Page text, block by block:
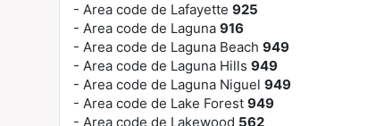
- Area code de Lafayette 925
- Area code de Laguna 916
- Area code de Laguna Beach 949
- Area code de Laguna Hills 949
- Area code de Laguna Niguel 949
- Area code de Lake Forest 949
- Area code de Lakewood 562